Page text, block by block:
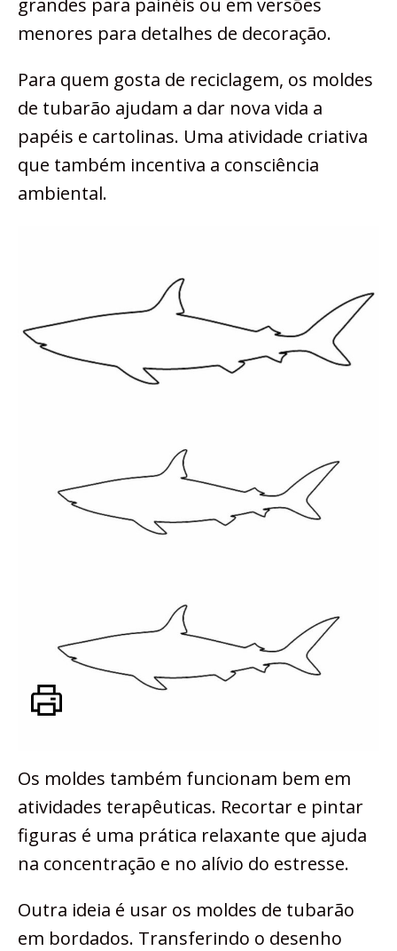
grandes para painéis ou em versões
menores para detalhes de decoração.
Para quem gosta de reciclagem, os moldes
de tubarão ajudam a dar nova vida a
papéis e cartolinas. Uma atividade criativa
que também incentiva a consciência
ambiental.
Os moldes também funcionam bem em
atividades terapêuticas. Recortar e pintar
figuras é uma prática relaxante que ajuda
na concentração e no alívio do estresse.
Outra ideia é usar os moldes de tubarão
em bordados. Transferindo o desenho